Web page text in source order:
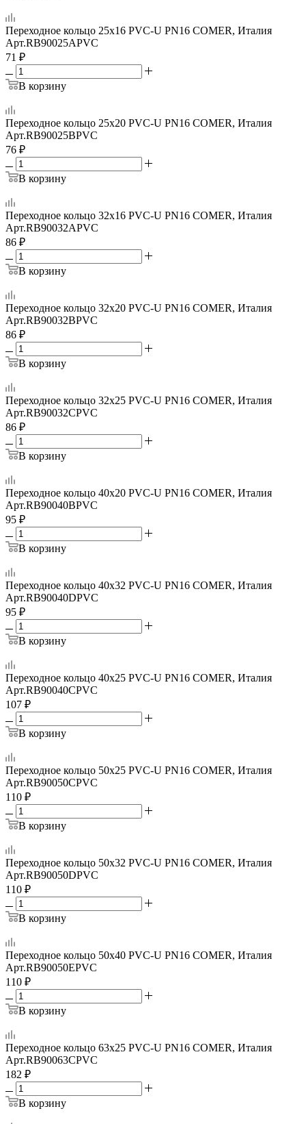
Переходное кольцо 25x16 PVC-U PN16 COMER, Италия
Арт.RB90025APVC
71 ₽
В корзину
Переходное кольцо 25x20 PVC-U PN16 COMER, Италия
Арт.RB90025BPVC
76 ₽
В корзину
Переходное кольцо 32x16 PVC-U PN16 COMER, Италия
Арт.RB90032APVC
86 ₽
В корзину
Переходное кольцо 32x20 PVC-U PN16 COMER, Италия
Арт.RB90032BPVC
86 ₽
В корзину
Переходное кольцо 32x25 PVC-U PN16 COMER, Италия
Арт.RB90032CPVC
86 ₽
В корзину
Переходное кольцо 40x20 PVC-U PN16 COMER, Италия
Арт.RB90040BPVC
95 ₽
В корзину
Переходное кольцо 40x32 PVC-U PN16 COMER, Италия
Арт.RB90040DPVC
95 ₽
В корзину
Переходное кольцо 40x25 PVC-U PN16 COMER, Италия
Арт.RB90040CPVC
107 ₽
В корзину
Переходное кольцо 50x25 PVC-U PN16 COMER, Италия
Арт.RB90050CPVC
110 ₽
В корзину
Переходное кольцо 50x32 PVC-U PN16 COMER, Италия
Арт.RB90050DPVC
110 ₽
В корзину
Переходное кольцо 50x40 PVC-U PN16 COMER, Италия
Арт.RB90050EPVC
110 ₽
В корзину
Переходное кольцо 63x25 PVC-U PN16 COMER, Италия
Арт.RB90063CPVC
182 ₽
В корзину